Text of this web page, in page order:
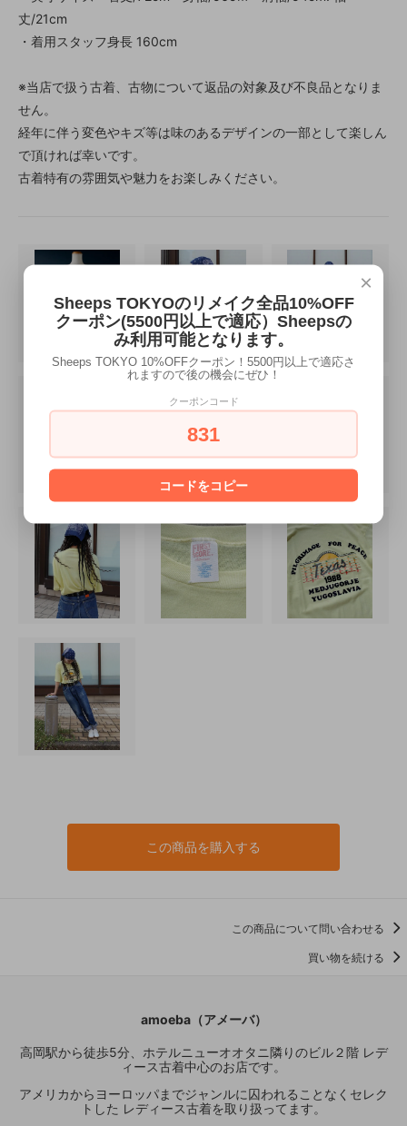
丈/21cm
・着用スタッフ身長 160cm
※当店で扱う古着、古物について返品の対象及び不良品となりま
せん。
経年に伴う変色やキズ等は味のあるデザインの一部として楽しん
で頂ければ幸いです。
古着特有の雰囲気や魅力をお楽しみください。
この商品を購入する
この商品について問い合わせる
買い物を続ける
amoeba（アメーバ）
高岡駅から徒歩5分、ホテルニューオオタニ隣りのビル２階 レデ
ィース古着中心のお店です。
アメリカからヨーロッパまでジャンルに囚われることなくセレク
トした レディース古着を取り扱ってます。
×
Sheeps TOKYOのリメイク全品10%OFF
クーポン(5500円以上で適応）Sheepsの
み利用可能となります。
Sheeps TOKYO 10%OFFクーポン！5500円以上で適応さ
れますので後の機会にぜひ！
クーポンコード
831
コードをコピー